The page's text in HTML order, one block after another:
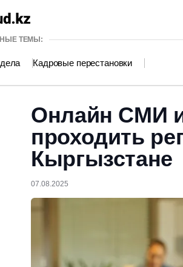
ТЕМЫ:
Кадровые перестановки
Онлайн СМИ
проходить
Кыргызстане
07.08.2025